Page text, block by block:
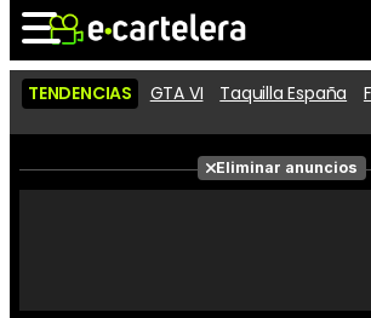
Noticias Cartelera
TENDENCIAS GTA VI Taquilla España
Eliminar anuncios